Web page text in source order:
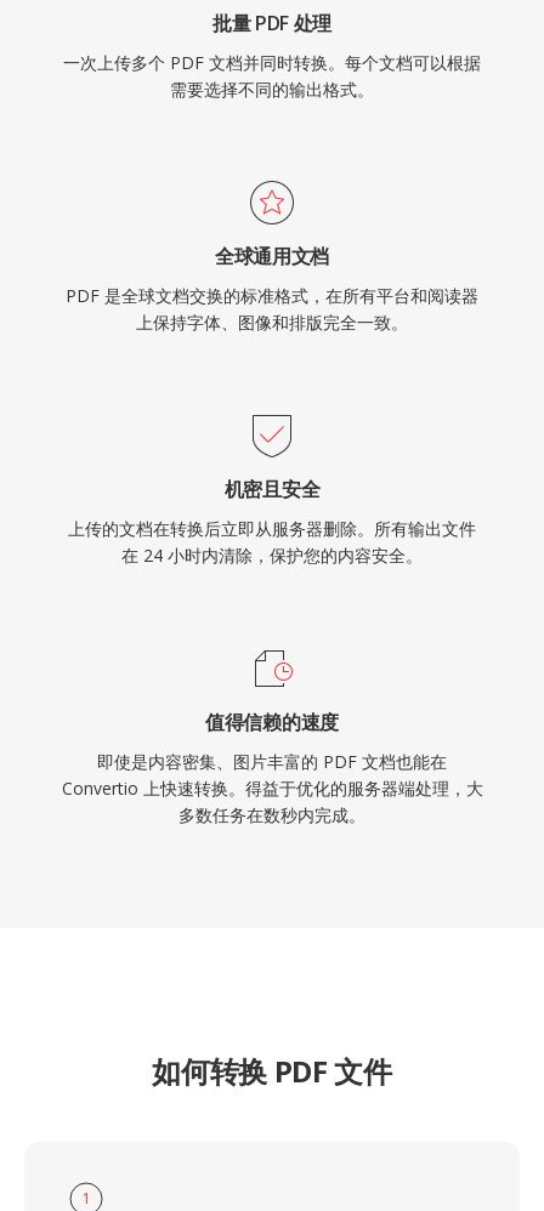
批量 PDF 处理
一次上传多个 PDF 文档并同时转换。每个文档可以根据
需要选择不同的输出格式。
全球通用文档
PDF 是全球文档交换的标准格式，在所有平台和阅读器
上保持字体、图像和排版完全一致。
机密且安全
上传的文档在转换后立即从服务器删除。所有输出文件
在 24 小时内清除，保护您的内容安全。
值得信赖的速度
即使是内容密集、图片丰富的 PDF 文档也能在
Convertio 上快速转换。得益于优化的服务器端处理，大
多数任务在数秒内完成。
如何转换 PDF 文件
1